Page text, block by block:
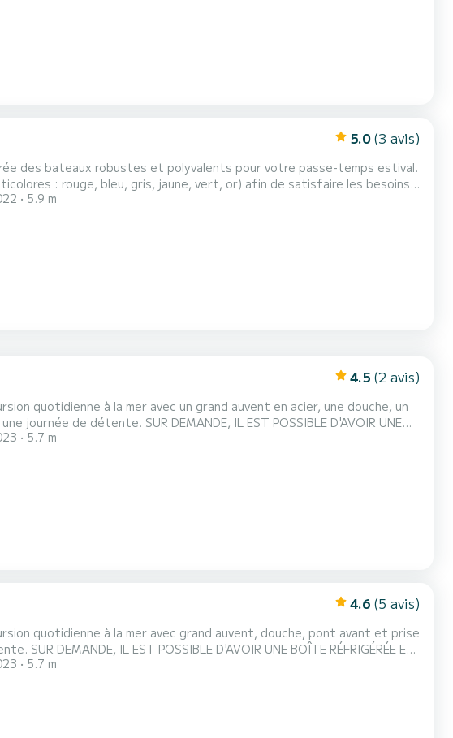
5.0 (3 avis)
des bateaux robustes et polyvalents pour votre passe-temps estival.
: rouge, bleu, gris, jaune, vert, or) afin de satisfaire les besoins
à l'arrière pouvant accueillir un maximum de 3 pe...
5.9 m
4.5 (2 avis)
quotidienne à la mer avec un grand auvent en acier, une douche, un
journée de détente. SUR DEMANDE, IL EST POSSIBLE D'AVOIR UNE
5.7 m
4.6 (5 avis)
quotidienne à la mer avec grand auvent, douche, pont avant et prise
DEMANDE, IL EST POSSIBLE D'AVOIR UNE BOÎTE RÉFRIGÉRÉE ET
5.7 m